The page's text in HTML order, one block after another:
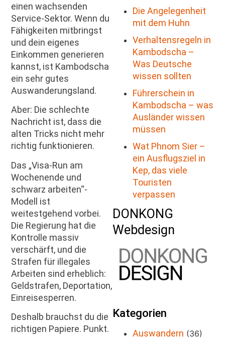
einen wachsenden
Service-Sektor. Wenn du
Fähigkeiten mitbringst
und dein eigenes
Einkommen generieren
kannst, ist Kambodscha
ein sehr gutes
Auswanderungsland.
Aber: Die schlechte
Nachricht ist, dass die
alten Tricks nicht mehr
richtig funktionieren.
Das „Visa-Run am
Wochenende und
schwarz arbeiten“-
Modell ist
weitestgehend vorbei.
Die Regierung hat die
Kontrolle massiv
verschärft, und die
Strafen für illegales
Arbeiten sind erheblich:
Geldstrafen, Deportation,
Einreisesperren.
Deshalb brauchst du die
richtigen Papiere. Punkt.
Die Angelegenheit
mit dem Huhn
Verhaltensregeln in
Kambodscha –
Was Deutsche
wissen sollten
Führerschein in
Kambodscha – was
Ausländer wissen
müssen
Wat Phnom Sier –
ein Ausflugsziel in
Kep, das viele
Touristen
verpassen
DONKONG
Webdesign
Kategorien
Auswandern (36)